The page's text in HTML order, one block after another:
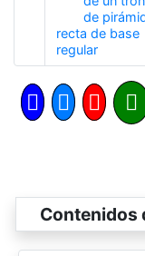
de
recta de base
regularAnterior
Contenidos